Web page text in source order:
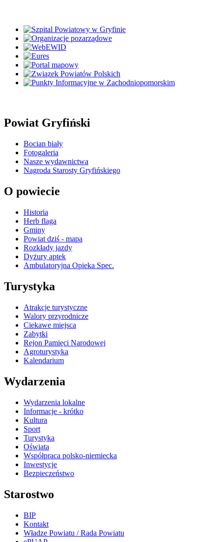
Powiat Gryfiński
Bocian biały
Fotogaleria
Nasze wydawnictwa
Nagroda Starosty Gryfińskiego
O powiecie
Historia
Herb flaga
Gminy
Powiat dziś - mapa
Rozkłady jazdy
Dyżury aptek
Ambulatoryjna Opieka Spec.
Turystyka
Atrakcje turystyczne
Walory przyrodnicze
Ciekawe miejsca
Zabytki
Rejon Pamięci Narodowej
Agroturystyka
Kalendarium
Wydarzenia
Wydarzenia lokalne
Informacje - krótko
Kultura
Sport
Turystyka
Oświata
Współpraca polsko-niemiecka
Inwestycje
Bezpieczeństwo
Starostwo
BIP
Kontakt
Władze Powiatu / Rada Powiatu